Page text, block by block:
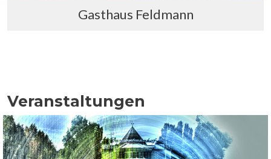
Gasthaus Feldmann
Veranstaltungen